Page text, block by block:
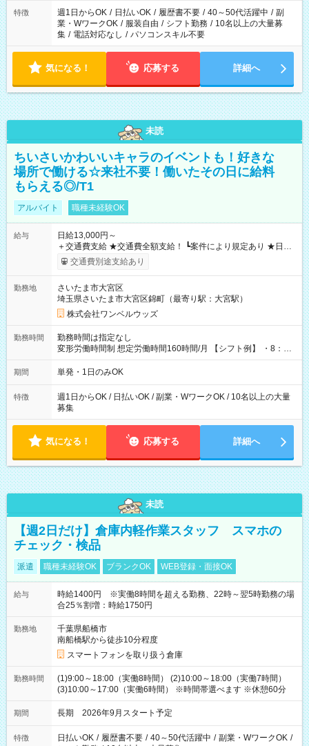
特徴 週1日からOK / 日払いOK / 履歴書不要 / 40～50代活躍中 / 副
業・WワークOK / 服装自由 / シフト勤務 / 10名以上の大量募
集 / 電話対応なし / パソコンスキル不要
気になる！ 応募する 詳細へ
未読
ちいさいかわいいキャラのイベントも！好きな
場所で働ける☆来社不要！働いたその日に給料
もらえる◎/T1
アルバイト 職種未経験OK
給与
日給13,000円～
＋交通費支給 ★交通費全額支給！ ┗案件により規定あり ★日払
いOK！（規定あり） ┗働いたその日に現金GET♪ お仕事後はコ
ンビニATMから 日払い分を引き落とせます！ 【試用期間】試
交通費別途支給あり
勤務地
さいたま市大宮区
埼玉県さいたま市大宮区錦町（最寄り駅：大宮駅）
株式会社ワンベルウッズ
勤務時間
勤務時間は指定なし
変形労働時間制 想定労働時間160時間/月 【シフト例】 ・8：00
～21：00
期間 単発・1日のみOK
特徴
週1日からOK / 日払いOK / 副業・WワークOK / 10名以上の大量
募集
気になる！ 応募する 詳細へ
未読
【週2日だけ】倉庫内軽作業スタッフ スマホの
チェック・検品
派遣 職種未経験OK ブランクOK WEB登録・面接OK
給与
時給1400円 ※実働8時間を超える勤務、22時～翌5時勤務の場
合25％割増：時給1750円
勤務地
千葉県船橋市
南船橋駅から徒歩10分程度
スマートフォンを取り扱う倉庫
勤務時間
(1)9:00～18:00（実働8時間） (2)10:00～18:00（実働7時間）
(3)10:00～17:00（実働6時間） ※時間帯選べます ※休憩60分
期間 長期 2026年9月スタート予定
特徴 日払いOK / 履歴書不要 / 40～50代活躍中 / 副業・WワークOK /